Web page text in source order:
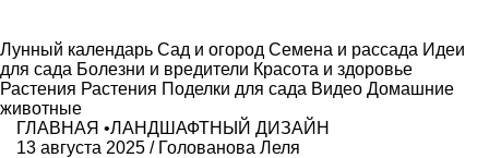
Лунный календарь Сад и огород Семена и рассада Идеи
для сада Болезни и вредители Красота и здоровье
Растения Растения Поделки для сада Видео Домашние
животные
ГЛАВНАЯ •ЛАНДШАФТНЫЙ ДИЗАЙН
13 августа 2025 / Голованова Леля